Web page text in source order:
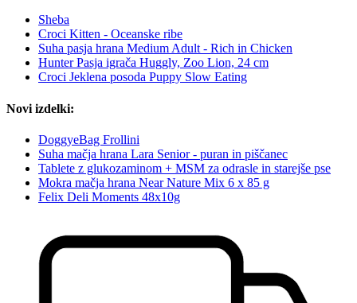
Sheba
Croci Kitten - Oceanske ribe
Suha pasja hrana Medium Adult - Rich in Chicken
Hunter Pasja igrača Huggly, Zoo Lion, 24 cm
Croci Jeklena posoda Puppy Slow Eating
Novi izdelki:
DoggyeBag Frollini
Suha mačja hrana Lara Senior - puran in piščanec
Tablete z glukozaminom + MSM za odrasle in starejše pse
Mokra mačja hrana Near Nature Mix 6 x 85 g
Felix Deli Moments 48x10g